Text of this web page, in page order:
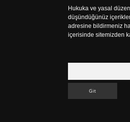
Hukuka ve yasal
düşündüğünüz
adresine bildirmeniz
içerisinde sitemizden